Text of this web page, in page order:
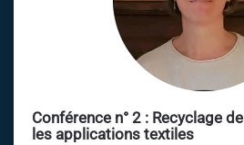
Conférence n° 2 : Recyclage de
les applications textiles